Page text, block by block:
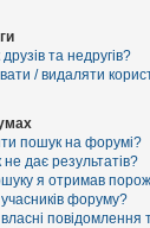
та недругів?
/ видаляти
пошук на форумі?
дає результатів?
я отримав
форуму?
повідомлення